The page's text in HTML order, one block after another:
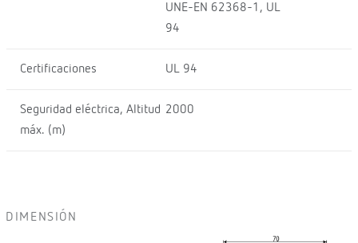
UNE-EN 62368-1, UL
94
Certificaciones UL 94
Seguridad eléctrica, Altitud
máx. (m)
2000
DIMENSIÓN